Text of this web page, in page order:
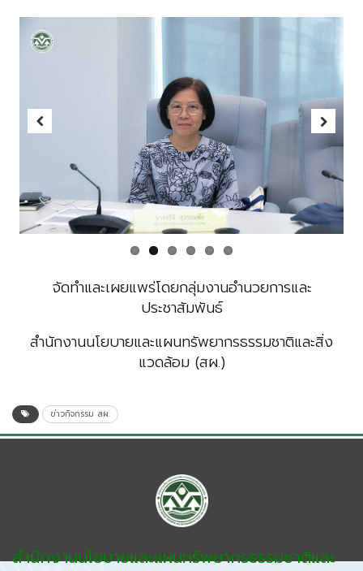
Next
จัดทำและเผยแพร่โดยกลุ่มงานอำนวยการและ
ประชาสัมพันธ์
สำนักงานนโยบายและแผนทรัพยากรธรรมชาติและสิ่ง
แวดล้อม (สผ.)
ข่าวกิจกรรม สผ.
สำนักงานนโยบายและแผนทรัพยากรธรรมชาติและ